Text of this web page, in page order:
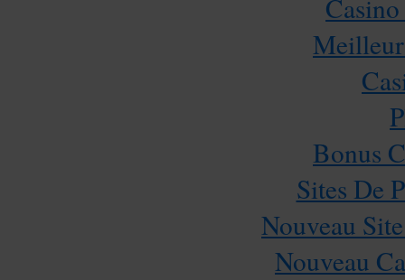
Bonus
Sites De
Nouveau
Nouveau